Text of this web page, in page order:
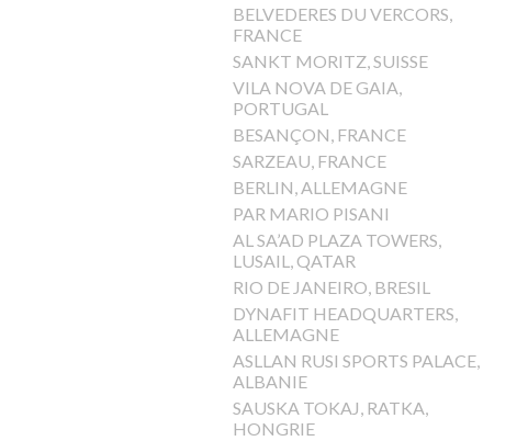
BELVEDERES DU VERCORS,
FRANCE
SANKT MORITZ, SUISSE
VILA NOVA DE GAIA,
PORTUGAL
BESANÇON, FRANCE
SARZEAU, FRANCE
BERLIN, ALLEMAGNE
PAR MARIO PISANI
AL SA’AD PLAZA TOWERS,
LUSAIL, QATAR
RIO DE JANEIRO, BRESIL
DYNAFIT HEADQUARTERS,
ALLEMAGNE
ASLLAN RUSI SPORTS PALACE,
ALBANIE
SAUSKA TOKAJ, RATKA,
HONGRIE